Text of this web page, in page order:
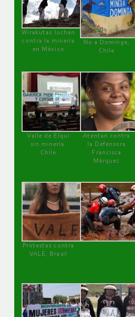
Wirakutas luchan
contra la minería
en México
No a Dominga,
Chile
Valle de Elqui
sin minería.
Chile
Atentan contra
la Defensora
Francisca
Márquez
Protestas contra
VALE, Brasil